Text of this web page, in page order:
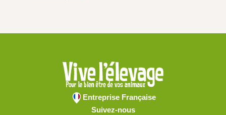
Entreprise Française
Suivez-nous